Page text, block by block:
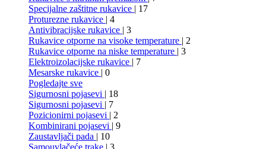
Specijalne zaštitne rukavice | 17
Proturezne rukavice | 4
Antivibracijske rukavice | 3
Rukavice otporne na visoke temperature | 2
Rukavice otporne na niske temperature | 3
Elektroizolacijske rukavice | 7
Mesarske rukavice | 0
Pogledajte sve
Sigurnosni pojasevi | 18
Sigurnosni pojasevi | 7
Pozicionirni pojasevi | 2
Kombinirani pojasevi | 9
Zaustavljači pada | 10
Samouvlačeće trake | 3